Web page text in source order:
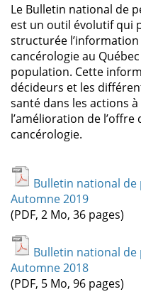
Le Bulletin national de
est un outil évolutif qui
structurée
cancérologie au
population. Cette
décideurs et les
santé dans les actions
l’amélioration de
cancérologie.
Bulletin national
Automne 2019
(PDF, 2 Mo, 36 pages)
Bulletin national
Automne 2018
(PDF, 5 Mo, 96 pages)